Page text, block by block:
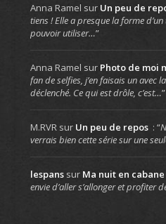
Anna Ramel sur Un peu de
tiens ! Elle a presque la forme
pouvoir utiliser…”
Anna Ramel sur Photo de moi
fan de selfies, j’en faisais un avec
déclenché. Ce qui est drôle, c’est…”
M.RVR sur Un peu de repos : “
verrais bien cette série sur une
lespanssur Ma nuit en cabane
envie d’aller s’allonger et profiter